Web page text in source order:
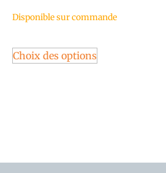
Disponible sur commande
Choix des options